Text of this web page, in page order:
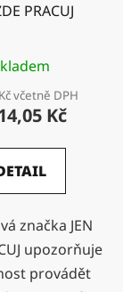
PRACUJ
včetně DPH
Kč
značka JEN
upozorňuje
provádět